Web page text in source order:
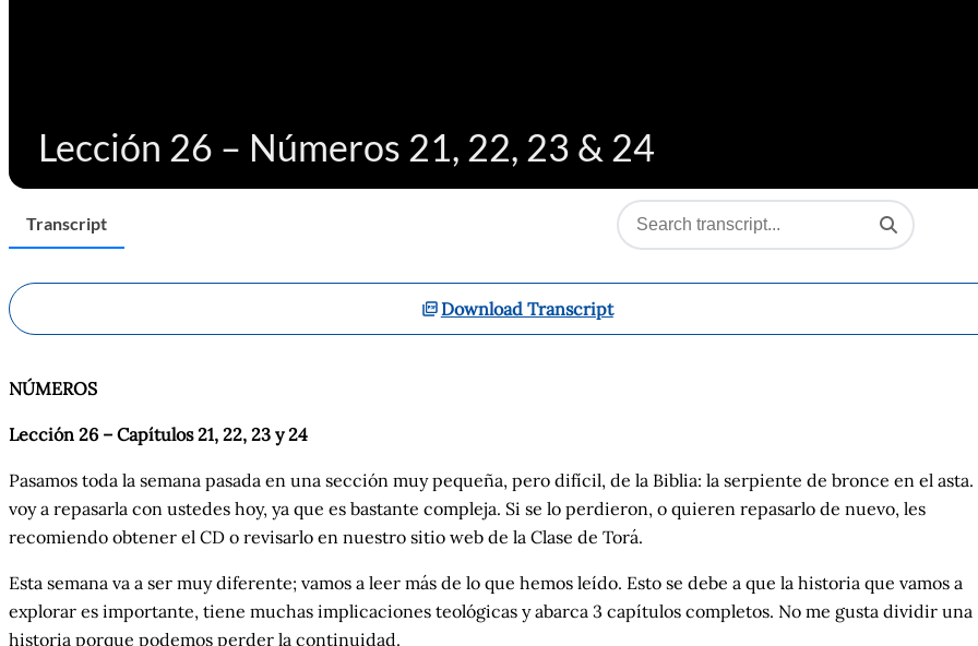
Lección 26 – Números 21, 22, 23 & 24
Transcript
Download Transcript
NÚMEROS
Lección 26 – Capítulos 21, 22, 23 y24
Pasamos toda la semana pasada en una sección muy pequeña, pero difícil, de la Biblia: la serpiente de bronce en el asta.
voy a repasarla con ustedes hoy, ya que es bastante compleja. Si se lo perdieron, o quieren repasarlo de nuevo, les
recomiendo obtener el CD o revisarlo en nuestro sitio web de la Clase de Torá.
Esta semana va a ser muy diferente; vamos a leer más de lo que hemos leído. Esto se debe a que la historia que vamos a
explorar es importante, tiene muchas implicaciones teológicas y abarca 3 capítulos completos. No me gusta dividir una
historia porque podemos perder la continuidad.